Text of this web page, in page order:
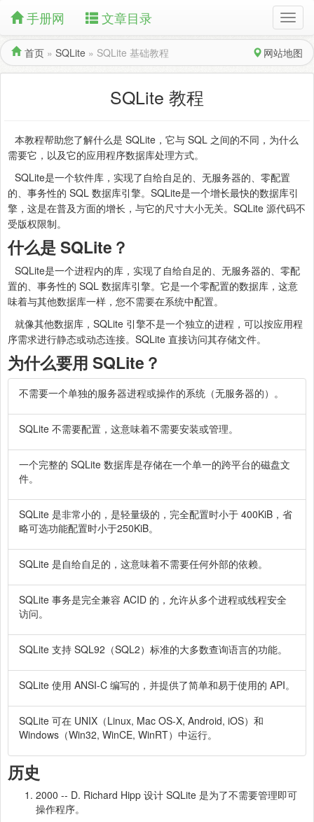
手册网 文章目录
首页 » SQLite » SQLite 基础教程 网站地图
SQLite 教程
本教程帮助您了解什么是 SQLite，它与 SQL 之间的不同，为什么
需要它，以及它的应用程序数据库处理方式。
SQLite是一个软件库，实现了自给自足的、无服务器的、零配置
的、事务性的 SQL 数据库引擎。SQLite是一个增长最快的数据库引
擎，这是在普及方面的增长，与它的尺寸大小无关。SQLite 源代码不
受版权限制。
什么是 SQLite？
SQLite是一个进程内的库，实现了自给自足的、无服务器的、零配
置的、事务性的 SQL 数据库引擎。它是一个零配置的数据库，这意
味着与其他数据库一样，您不需要在系统中配置。
就像其他数据库，SQLite 引擎不是一个独立的进程，可以按应用程
序需求进行静态或动态连接。SQLite 直接访问其存储文件。
为什么要用 SQLite？
不需要一个单独的服务器进程或操作的系统（无服务器的）。
SQLite 不需要配置，这意味着不需要安装或管理。
一个完整的 SQLite 数据库是存储在一个单一的跨平台的磁盘文
件。
SQLite 是非常小的，是轻量级的，完全配置时小于 400KiB，省
略可选功能配置时小于250KiB。
SQLite 是自给自足的，这意味着不需要任何外部的依赖。
SQLite 事务是完全兼容 ACID 的，允许从多个进程或线程安全
访问。
SQLite 支持 SQL92（SQL2）标准的大多数查询语言的功能。
SQLite 使用 ANSI-C 编写的，并提供了简单和易于使用的 API。
SQLite 可在 UNIX（Linux, Mac OS-X, Android, iOS）和
Windows（Win32, WinCE, WinRT）中运行。
历史
2000 -- D. Richard Hipp 设计 SQLite 是为了不需要管理即可
操作程序。